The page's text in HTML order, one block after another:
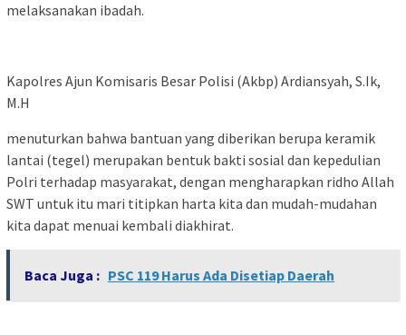
melaksanakan ibadah.
Kapolres Ajun Komisaris Besar Polisi (Akbp) Ardiansyah, S.Ik,
M.H
menuturkan bahwa bantuan yang diberikan berupa keramik
lantai (tegel) merupakan bentuk bakti sosial dan kepedulian
Polri terhadap masyarakat, dengan mengharapkan ridho Allah
SWT untuk itu mari titipkan harta kita dan mudah-mudahan
kita dapat menuai kembali diakhirat.
Baca Juga : PSC 119 Harus Ada Disetiap Daerah